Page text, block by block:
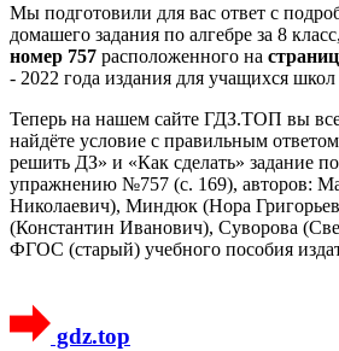
Мы подготовили для вас ответ c
домашего задания по алгебре за 8
номер 757 расположенного на
- 2022 года издания для учащихся
Теперь на нашем сайте ГДЗ.ТОП вы
найдёте условие с правильным
решить ДЗ» и «Как сделать» задание
упражнению №757 (с. 169), авторов:
Николаевич), Миндюк (Нора
(Константин Иванович), Суворова
ФГОС (старый) учебного пособия
gdz.top